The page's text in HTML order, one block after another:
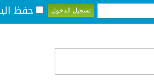
حفظ